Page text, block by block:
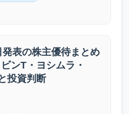
表の株主優待まとめ
ンT・ヨシムラ・
投資判断